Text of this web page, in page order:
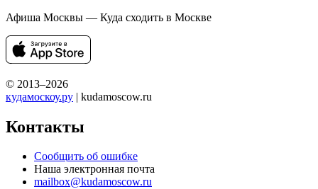
Афиша Москвы — Куда сходить в Москве
© 2013–2026
кудамоскоу.ру | kudamoscow.ru
Контакты
Сообщить об ошибке
Наша электронная почта
mailbox@kudamoscow.ru